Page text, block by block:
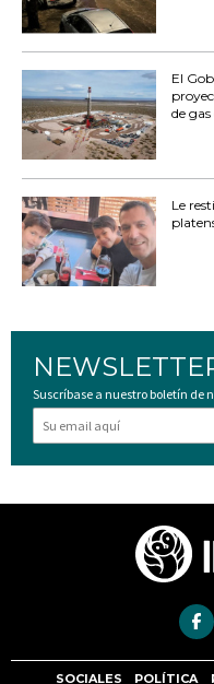
El
de
Le
Suscríbase a nuestro boletín de
SOCIALES POLÍTICA